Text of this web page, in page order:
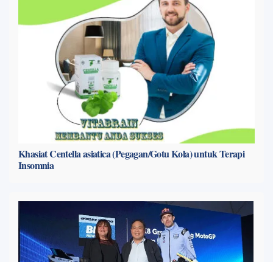
Khasiat Centella asiatica (Pegagan/Gotu Kola) untuk Terapi
Insomnia